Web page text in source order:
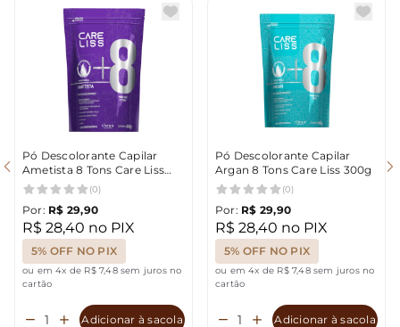
Pó Descolorante Capilar
Ametista 8 Tons Care Liss
300g
(0)
Por: R$ 29,90
R$ 28,40 no PIX
5% OFF NO PIX
ou em 4x de R$ 7,48 sem juros no
cartão
Adicionar à sacola
Pó Descolorante Capilar
Argan 8 Tons Care Liss 300g
(0)
Por: R$ 29,90
R$ 28,40 no PIX
5% OFF NO PIX
ou em 4x de R$ 7,48 sem juros no
cartão
Adicionar à sacola